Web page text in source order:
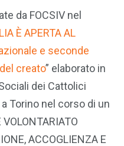
da FOCSIV nel
È APERTA AL
e seconde
creato” elaborato in
dei Cattolici
Torino nel corso di un
ACCOGLIENZA E